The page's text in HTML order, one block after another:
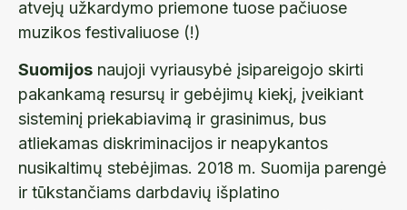
atvejų užkardymo priemone tuose pačiuose
muzikos festivaliuose (!)
Suomijos naujoji vyriausybė įsipareigojo skirti
pakankamą resursų ir gebėjimų kiekį, įveikiant
sisteminį priekabiavimą ir grasinimus, bus
atliekamas diskriminacijos ir neapykantos
nusikaltimų stebėjimas. 2018 m. Suomija parengė
ir tūkstančiams darbdavių išplatino